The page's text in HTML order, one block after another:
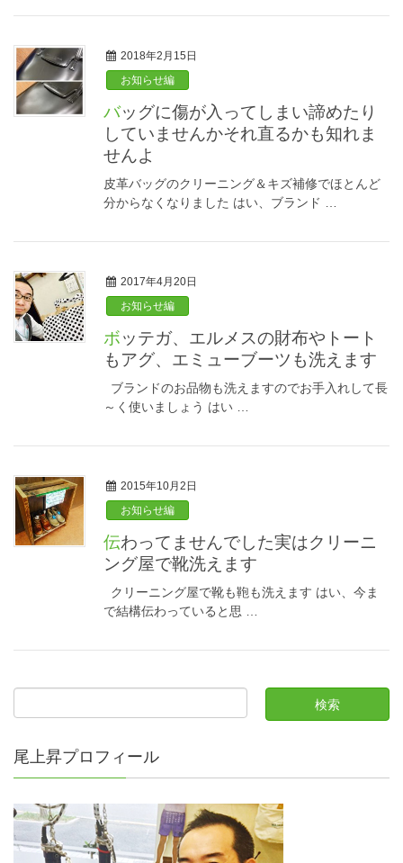
2018年2月15日
お知らせ編
バッグに傷が入ってしまい諦めたり
していませんかそれ直るかも知れま
せんよ
皮革バッグのクリーニング＆キズ補修でほとんど
分からなくなりました はい、ブランド …
2017年4月20日
お知らせ編
ボッテガ、エルメスの財布やトート
もアグ、エミューブーツも洗えます
ブランドのお品物も洗えますのでお手入れして長
～く使いましょう はい …
2015年10月2日
お知らせ編
伝わってませんでした実はクリーニ
ング屋で靴洗えます
クリーニング屋で靴も鞄も洗えます はい、今ま
で結構伝わっていると思 …
尾上昇プロフィール